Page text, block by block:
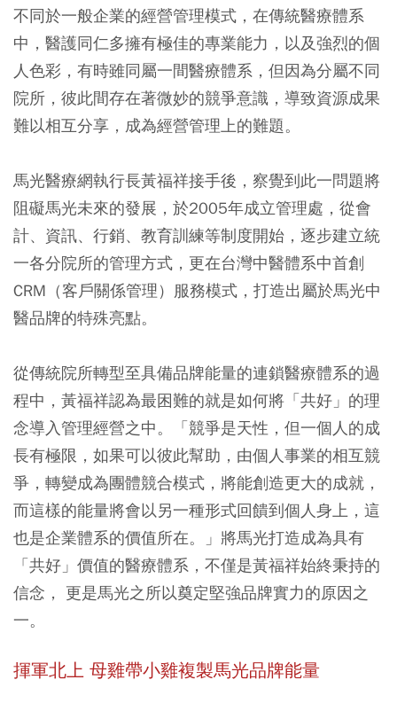
不同於一般企業的經營管理模式，在傳統醫療體系
中，醫護同仁多擁有極佳的專業能力，以及強烈的個
人色彩，有時雖同屬一間醫療體系，但因為分屬不同
院所，彼此間存在著微妙的競爭意識，導致資源成果
難以相互分享，成為經營管理上的難題。
馬光醫療網執行長黃福祥接手後，察覺到此一問題將
阻礙馬光未來的發展，於2005年成立管理處，從會
計、資訊、行銷、教育訓練等制度開始，逐步建立統
一各分院所的管理方式，更在台灣中醫體系中首創
CRM（客戶關係管理）服務模式，打造出屬於馬光中
醫品牌的特殊亮點。
從傳統院所轉型至具備品牌能量的連鎖醫療體系的過
程中，黃福祥認為最困難的就是如何將「共好」的理
念導入管理經營之中。「競爭是天性，但一個人的成
長有極限，如果可以彼此幫助，由個人事業的相互競
爭，轉變成為團體競合模式，將能創造更大的成就，
而這樣的能量將會以另一種形式回饋到個人身上，這
也是企業體系的價值所在。」將馬光打造成為具有
「共好」價值的醫療體系，不僅是黃福祥始終秉持的
信念， 更是馬光之所以奠定堅強品牌實力的原因之
一。
揮軍北上 母雞帶小雞複製馬光品牌能量